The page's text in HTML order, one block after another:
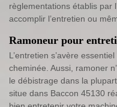
règlementations établis par
accomplir l’entretien ou
Ramoneur pour
L’entretien s’avère
cheminée. Aussi, ramoner
le débistrage dans la
situe dans Baccon 45130